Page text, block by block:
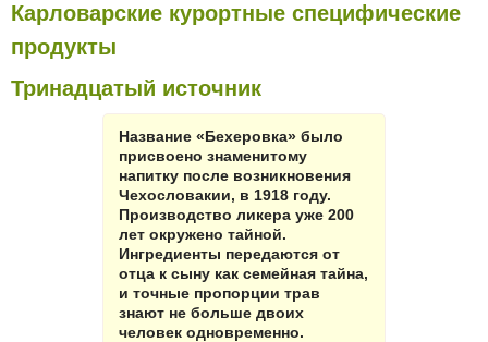
Карловарские курортные специфические
продукты
Тринадцатый источник
Название «Бехеровка» было
присвоено знаменитому
напитку после возникновения
Чехословакии, в 1918 году.
Производство ликера уже 200
лет окружено тайной.
Ингредиенты передаются от
отца к сыну как семейная тайна,
и точные пропорции трав
знают не больше двоих
человек одновременно.